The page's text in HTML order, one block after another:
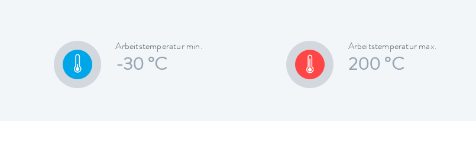
Arbeitstemperatur min.
-30 °C
Arbeitstemperatur max.
200 °C